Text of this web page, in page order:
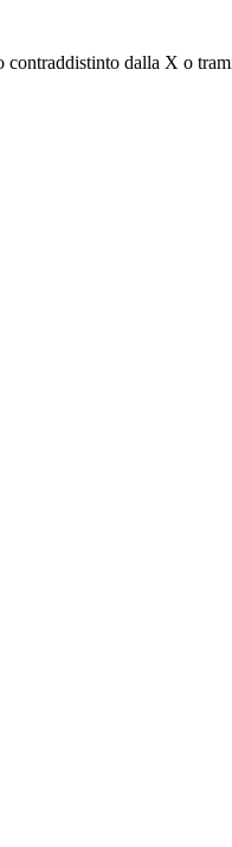
dalla X o